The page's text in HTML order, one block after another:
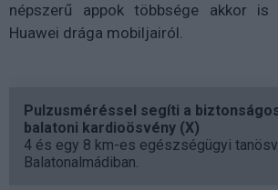
népszerű appok többsége akkor
Huawei drága mobiljairól.
Pulzusméréssel segíti a
balatoni kardioösvény (X)
4 és egy 8 km-es egészségügyi
Balatonalmádiban.